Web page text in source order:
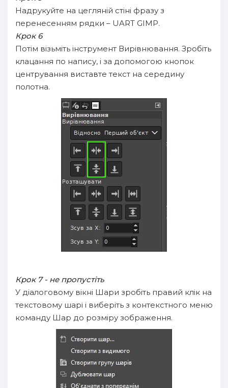
Надрукуйте на цегляній стіні фразу з
перенесенням рядки – UART GIMP.
Крок 6
Потім візьміть інструмент Вирівнювання. Зробіть
клацання по напису, і за допомогою кнопок
центрування виставте текст на середину
полотна.
Крок 7 - не пропустіть
У діалоговому вікні Шари зробіть правий клік на
текстовому шарі і виберіть з контекстного меню
команду Шар до розміру зображення.